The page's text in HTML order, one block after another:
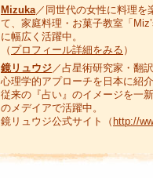
Mizuka／同世代の女性に料理を
て、家庭料理・お菓子教室「
に幅広く活躍中。
（ プロフィール詳細をみる ）
鏡リュウジ／占星術研究家・翻
心理学的アプローチを日本に紹
従来の『占い』のイメージを一
のメデイアで活躍中。
鏡リュウジ公式サイト（ http://